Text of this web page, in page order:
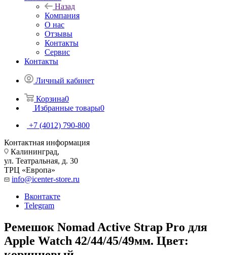
Назад
Компания
О нас
Отзывы
Контакты
Сервис
Контакты
Личный кабинет
Корзина0
Избранные товары0
+7 (4012) 790-800
Контактная информация
Калининград,
ул. Театральная, д. 30
ТРЦ «Европа»
info@icenter-store.ru
Вконтакте
Telegram
Ремешок Nomad Active Strap Pro для
Apple Watch 42/44/45/49мм. Цвет: